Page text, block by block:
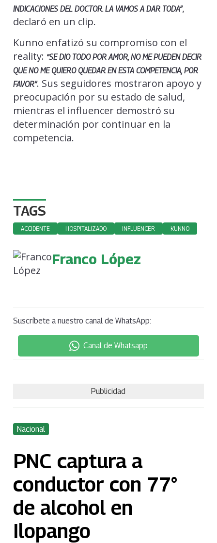
INDICACIONES DEL DOCTOR. LA VAMOS A DAR TODA”,
declaró en un clip.
Kunno enfatizó su compromiso con el
reality: “SE DIO TODO POR AMOR, NO ME PUEDEN DECIR
QUE NO ME QUIERO QUEDAR EN ESTA COMPETENCIA, POR
FAVOR”. Sus seguidores mostraron apoyo y
preocupación por su estado de salud,
mientras el influencer demostró su
determinación por continuar en la
competencia.
TAGS
ACCIDENTE HOSPITALIZADO INFLUENCER KUNNO
Franco López
Suscríbete a nuestro canal de WhatsApp:
Canal de Whatsapp
Publicidad
Nacional
PNC captura a
conductor con 77°
de alcohol en
Ilopango